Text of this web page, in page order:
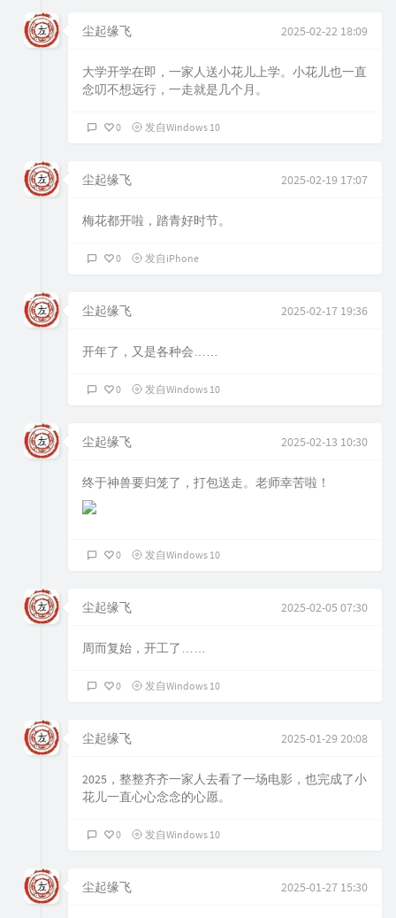
尘起缘飞 2025-02-22 18:09
大学开学在即，一家人送小花儿上学。小花儿也一直
念叨不想远行，一走就是几个月。
0 发自Windows 10
尘起缘飞 2025-02-19 17:07
梅花都开啦，踏青好时节。
0 发自iPhone
尘起缘飞 2025-02-17 19:36
开年了，又是各种会……
0 发自Windows 10
尘起缘飞 2025-02-13 10:30
终于神兽要归笼了，打包送走。老师幸苦啦！
0 发自Windows 10
尘起缘飞 2025-02-05 07:30
周而复始，开工了……
0 发自Windows 10
尘起缘飞 2025-01-29 20:08
2025，整整齐齐一家人去看了一场电影，也完成了小
花儿一直心心念念的心愿。
0 发自Windows 10
尘起缘飞 2025-01-27 15:30